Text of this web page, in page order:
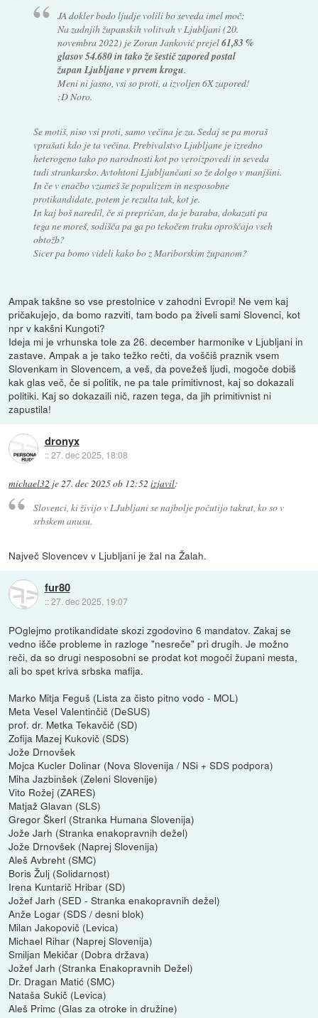
JA dokler bodo ljudje volili bo seveda imel moč:
Na zadnjih županskih volitvah v Ljubljani (20.
novembra 2022) je Zoran Janković prejel61,83 %
glasov 54.680 in tako že šestič zapored postal
župan Ljubljane v prvem krogu.
Meni ni jasno, vsi so proti, a izvoljen 6X zapored!
:D Noro.
Se motiš, niso vsi proti, samo večina je za. Sedaj se pa moraš
vprašati kdo je ta večina. Prebivalstvo Ljubljane je izredno
heterogeno tako po narodnosti kot po veroizpovedi in seveda
tudi strankarsko. Avtohtoni Ljubljančani so že dolgo v manjšini.
In če v enačbo vzameš še populizem in nesposobne
protikandidate, potem je rezulta tak, kot je.
In kaj boš naredil, če si prepričan, da je baraba, dokazati pa
tega ne moreš, sodišča pa ga po tekočem traku oproščajo vseh
obtožb?
Sicer pa bomo videli kako bo z Mariborskim županom?
Ampak takšne so vse prestolnice v zahodni Evropi! Ne vem kaj
pričakujejo, da bomo razviti, tam bodo pa živeli sami Slovenci, kot
npr v kakšni Kungoti?
Ideja mi je vrhunska tole za 26. december harmonike v Ljubljani in
zastave. Ampak a je tako težko rečti, da voščiš praznik vsem
Slovenkam in Slovencem, a veš, da povežeš ljudi, mogoče dobiš
kak glas več, če si politik, ne pa tale primitivnost, kaj so dokazali
politiki. Kaj so dokazaili nič, razen tega, da jih primitivnist ni
zapustila!
dronyx
::27. dec 2025, 18:08
michael32 je27. dec 2025 ob 12:52 izjavil:
Slovenci, ki živijo v LJubljani se najbolje počutijo takrat, ko so v
srbskem anusu.
Največ Slovencev v Ljubljani je žal na Žalah.
fur80
::27. dec 2025, 19:07
POglejmo protikandidate skozi zgodovino 6 mandatov. Zakaj se
vedno išče probleme in razloge "nesreče" pri drugih. Je možno
reči, da so drugi nesposobni se prodat kot mogoči župani mesta,
ali bo spet kriva srbska mafija.
Marko Mitja Feguš (Lista za čisto pitno vodo - MOL)
Meta Vesel Valentinčič (DeSUS)
prof. dr. Metka Tekavčič (SD)
Zofija Mazej Kukovič (SDS)
Jože Drnovšek
Mojca Kucler Dolinar (Nova Slovenija / NSi + SDS podpora)
Miha Jazbinšek (Zeleni Slovenije)
Vito Rožej (ZARES)
Matjaž Glavan (SLS)
Gregor Škerl (Stranka Humana Slovenija)
Jože Jarh (Stranka enakopravnih dežel)
Jože Drnovšek (Naprej Slovenija)
Aleš Avbreht (SMC)
Boris Žulj (Solidarnost)
Irena Kuntarič Hribar (SD)
Jožef Jarh (SED - Stranka enakopravnih dežel)
Anže Logar (SDS / desni blok)
Milan Jakopovič (Levica)
Michael Rihar (Naprej Slovenija)
Smiljan Mekičar (Dobra država)
Jožef Jarh (Stranka Enakopravnih Dežel)
Dr. Dragan Matić (SMC)
Nataša Sukič (Levica)
Aleš Primc (Glas za otroke in družine)